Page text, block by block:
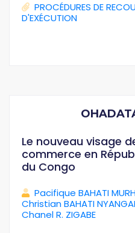
PROCÉDURES DE
D'EXÉCUTION
Le nouveau visage
commerce en
du Congo
Pacifique BAHATI
Christian BAHATI
Chanel R. ZIGABE